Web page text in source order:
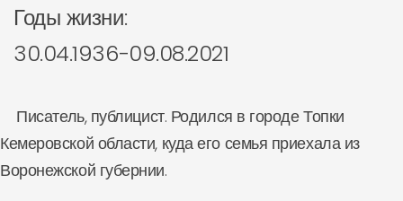
Годы жизни:
30.04.1936-09.08.2021
Писатель, публицист. Родился в городе Топки
Кемеровской области, куда его семья приехала из
Воронежской губернии.